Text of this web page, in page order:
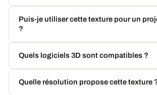
Puis-je utiliser cette texture pour un
?
Quels logiciels 3D sont compatibles ?
Quelle résolution propose cette texture